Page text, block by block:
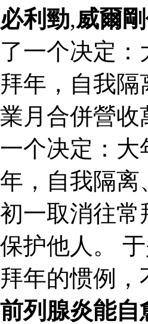
必利勁,威爾
了一个决定
拜年，自我
業月合併營收
一个决定：
年，自我隔离
初一取消往常
保护他人。
拜年的惯例
前列腺炎能自